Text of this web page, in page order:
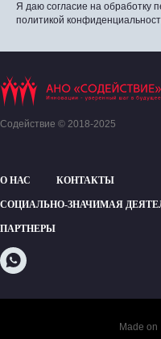
Я даю согласие на обработку
политикой
Содействие © 2018-2025
О НАС КОНТАКТЫ
СОЦИАЛЬНО-ЗНАЧИМАЯ
ПАРТНЕРЫ
Made on